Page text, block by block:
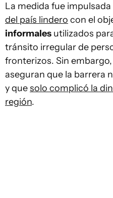
La medida fue
del país lindero con el
informales utilizados
tránsito irregular de
fronterizos. Sin
aseguran que la barrera
y quesolo complicó la
región.